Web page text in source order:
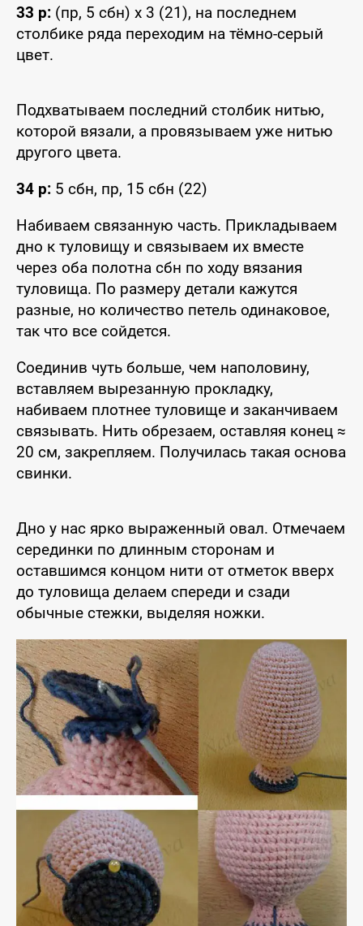
33 р: (пр, 5 сбн) x 3 (21), на последнем
столбике ряда переходим на тёмно-серый
цвет.
Подхватываем последний столбик нитью,
которой вязали, а провязываем уже нитью
другого цвета.
34 р: 5 сбн, пр, 15 сбн (22)
Набиваем связанную часть. Прикладываем
дно к туловищу и связываем их вместе
через оба полотна сбн по ходу вязания
туловища. По размеру детали кажутся
разные, но количество петель одинаковое,
так что все сойдется.
Соединив чуть больше, чем наполовину,
вставляем вырезанную прокладку,
набиваем плотнее туловище и заканчиваем
связывать. Нить обрезаем, оставляя конец ≈
20 см, закрепляем. Получилась такая основа
свинки.
Дно у нас ярко выраженный овал. Отмечаем
серединки по длинным сторонам и
оставшимся концом нити от отметок вверх
до туловища делаем спереди и сзади
обычные стежки, выделяя ножки.